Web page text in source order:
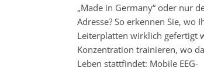
„Made in Germany“ oder nur
Adresse? So erkennen Sie, wo
Leiterplatten wirklich gefertigt
Konzentration trainieren, wo
Leben stattfindet: Mobile EEG-